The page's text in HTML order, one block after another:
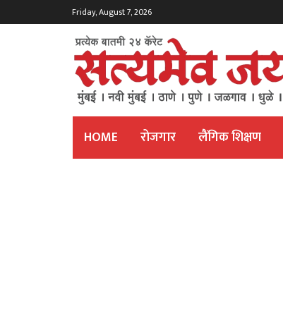
Friday, August 7, 2026
HOME रोजगार लैंगिक शिक्षण